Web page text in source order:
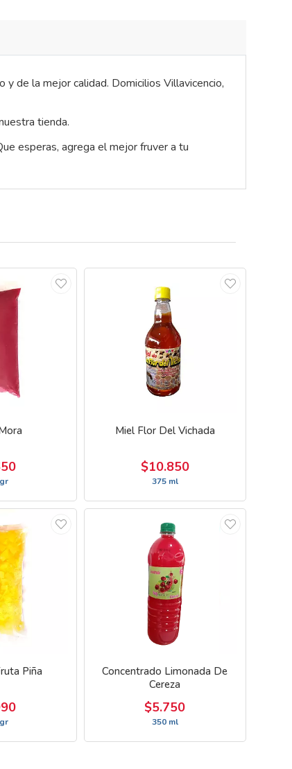
de la mejor calidad. Domicilios Villavicencio,
tienda.
esperas, agrega el mejor fruver a tu
Miel Flor Del Vichada
$10.850
375 ml
Piña
Concentrado Limonada De
Cereza
$5.750
350 ml